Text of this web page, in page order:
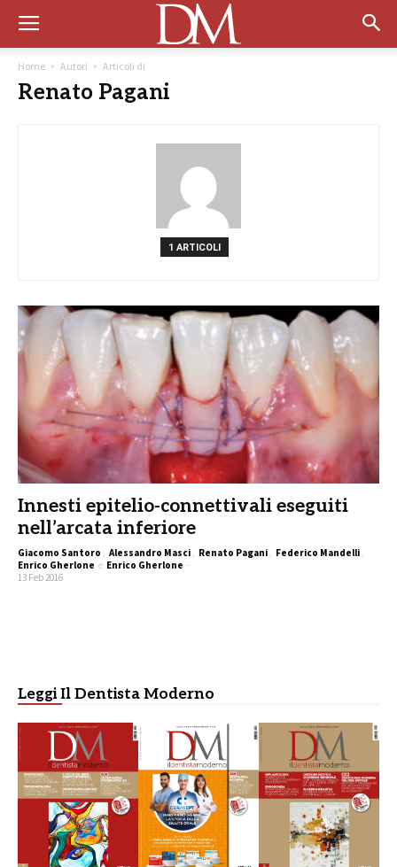
Home Autori Articoli di
Renato Pagani
1 ARTICOLI
Innesti epitelio-connettivali eseguiti
nell’arcata inferiore
Giacomo Santoro , Alessandro Masci , Renato Pagani , Federico Mandelli ,
Enrico Gherlone e Enrico Gherlone -
13 Feb 2016
Leggi Il Dentista Moderno